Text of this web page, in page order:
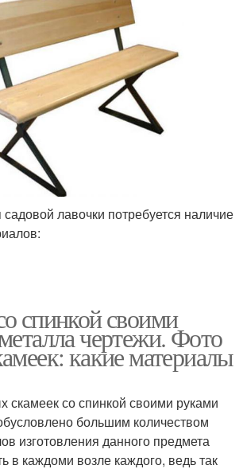
лавочки потребуется наличие
спинкой своими
чертежи. Фото
какие материалы
скамеек со спинкой своими руками
большим количеством
изготовления данного предмета
в каждоми возле каждого, ведь так